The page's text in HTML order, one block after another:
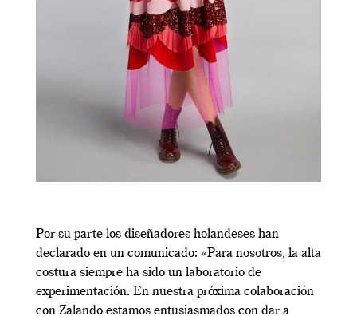
Por su parte los diseñadores holandeses han
declarado en un comunicado: «Para nosotros, la alta
costura siempre ha sido un laboratorio de
experimentación. En nuestra próxima colaboración
con Zalando estamos entusiasmados con dar a